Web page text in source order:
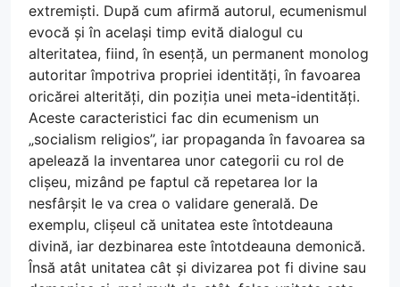
extremiști. După cum afirmă autorul, ecumenismul
evocă și în același timp evită dialogul cu
alteritatea, fiind, în esență, un permanent monolog
autoritar împotriva propriei identități, în favoarea
oricărei alterități, din poziția unei meta-identități.
Aceste caracteristici fac din ecumenism un
„socialism religios”, iar propaganda în favoarea sa
apelează la inventarea unor categorii cu rol de
clișeu, mizând pe faptul că repetarea lor la
nesfârșit le va crea o validare generală. De
exemplu, clișeul că unitatea este întotdeauna
divină, iar dezbinarea este întotdeauna demonică.
Însă atât unitatea cât și divizarea pot fi divine sau